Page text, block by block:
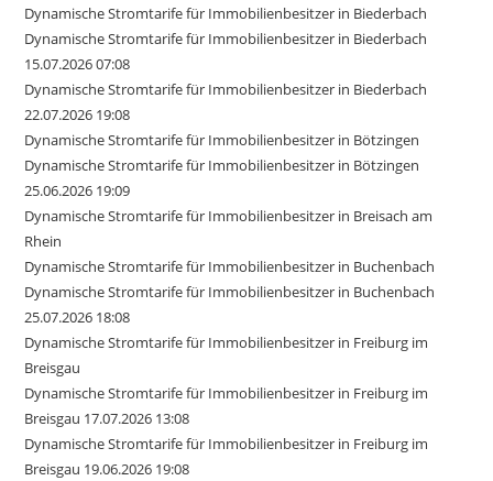
Dynamische Stromtarife für Immobilienbesitzer in Biederbach
Dynamische Stromtarife für Immobilienbesitzer in Biederbach
15.07.2026 07:08
Dynamische Stromtarife für Immobilienbesitzer in Biederbach
22.07.2026 19:08
Dynamische Stromtarife für Immobilienbesitzer in Bötzingen
Dynamische Stromtarife für Immobilienbesitzer in Bötzingen
25.06.2026 19:09
Dynamische Stromtarife für Immobilienbesitzer in Breisach am
Rhein
Dynamische Stromtarife für Immobilienbesitzer in Buchenbach
Dynamische Stromtarife für Immobilienbesitzer in Buchenbach
25.07.2026 18:08
Dynamische Stromtarife für Immobilienbesitzer in Freiburg im
Breisgau
Dynamische Stromtarife für Immobilienbesitzer in Freiburg im
Breisgau 17.07.2026 13:08
Dynamische Stromtarife für Immobilienbesitzer in Freiburg im
Breisgau 19.06.2026 19:08